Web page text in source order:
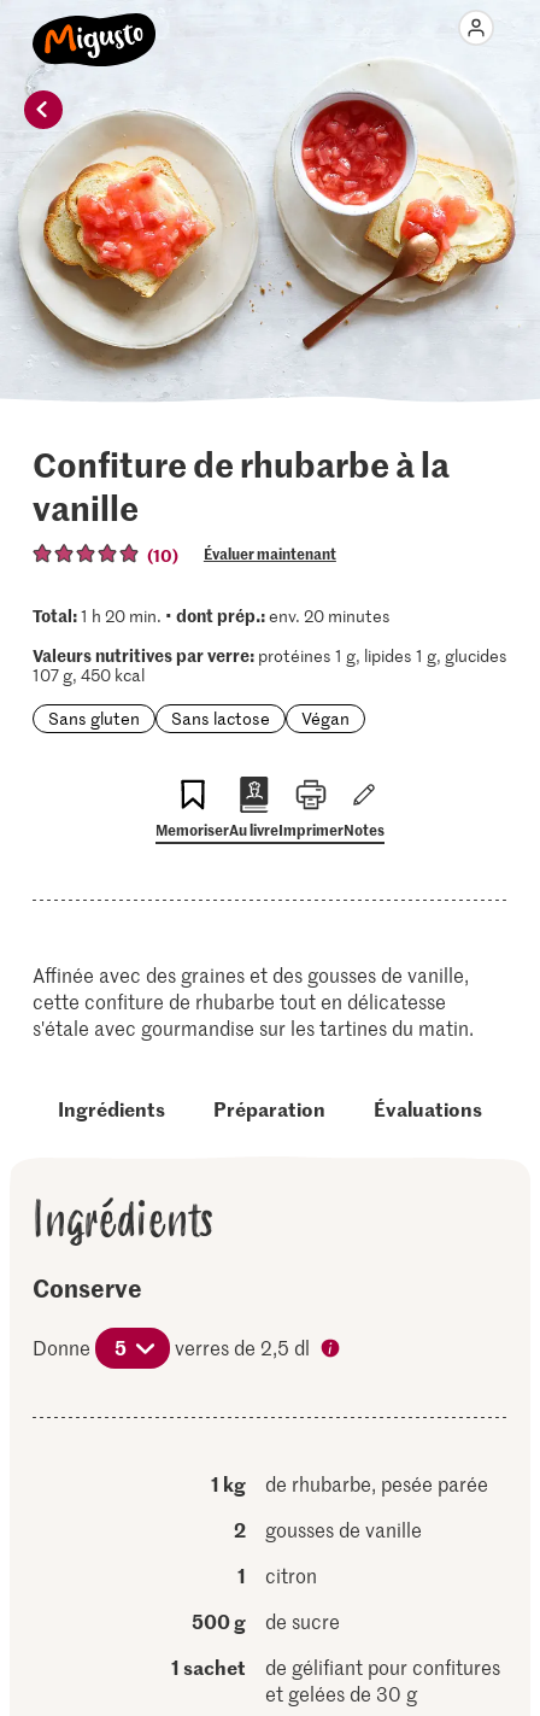
Confiture de rhubarbe à la
vanille
(10) Évaluer maintenant
Total:1 h 20 min. • dont prép.:env. 20 minutes
Valeurs nutritives par verre:protéines 1 g, lipides 1 g, glucides
107 g, 450 kcal
Sans gluten
Sans lactose Végan
MemoriserAu livreImprimerNotes
Affinée avec des graines et des gousses de vanille,
cette confiture de rhubarbe tout en délicatesse
s'étale avec gourmandise sur les tartines du matin.
Ingrédients Préparation Évaluations
Ingrédients
Conserve
Donne 5 verres de 2,5 dl
1 kg
de rhubarbe, pesée parée
2
gousses de vanille
1
citron
500 g
de sucre
1 sachet
de gélifiant pour confitures
et gelées de 30 g